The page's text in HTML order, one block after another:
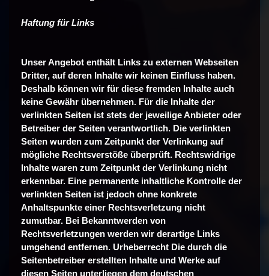
Haftung für Links
Unser Angebot enthält Links zu externen Webseiten
Dritter, auf deren Inhalte wir keinen Einfluss haben.
Deshalb können wir für diese fremden Inhalte auch
keine Gewähr übernehmen. Für die Inhalte der
verlinkten Seiten ist stets der jeweilige Anbieter oder
Betreiber der Seiten verantwortlich. Die verlinkten
Seiten wurden zum Zeitpunkt der Verlinkung auf
mögliche Rechtsverstöße überprüft. Rechtswidrige
Inhalte waren zum Zeitpunkt der Verlinkung nicht
erkennbar. Eine permanente inhaltliche Kontrolle der
verlinkten Seiten ist jedoch ohne konkrete
Anhaltspunkte einer Rechtsverletzung nicht
zumutbar. Bei Bekanntwerden von
Rechtsverletzungen werden wir derartige Links
umgehend entfernen. Urheberrecht Die durch die
Seitenbetreiber erstellten Inhalte und Werke auf
diesen Seiten unterliegen dem deutschen